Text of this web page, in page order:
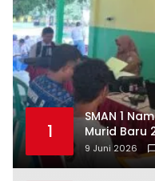
1
SMAN 1
Murid Baru
9 Juni 2026